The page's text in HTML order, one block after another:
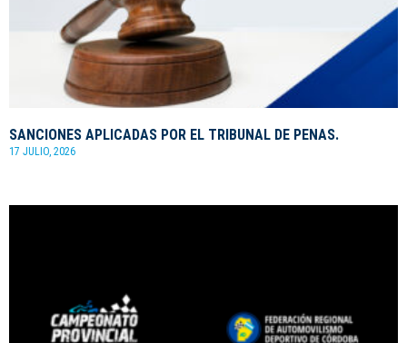
SANCIONES APLICADAS POR EL TRIBUNAL DE PENAS.
17 JULIO, 2026